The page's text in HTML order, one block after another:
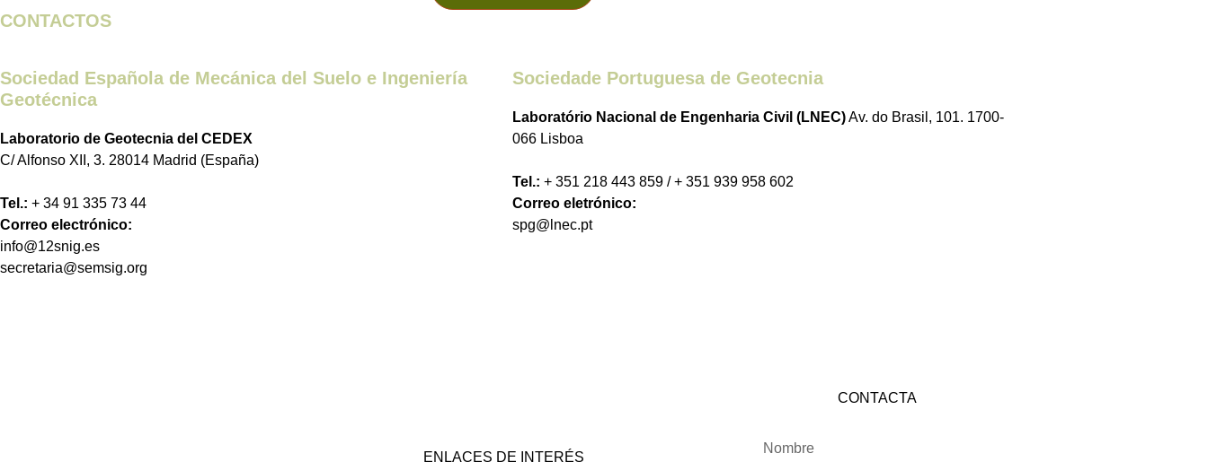
CONTACTOS
Sociedad Española de Mecánica del Suelo e Ingeniería
Geotécnica
Laboratorio de Geotecnia del CEDEX
C/ Alfonso XII, 3. 28014 Madrid (España)
Tel.: + 34 91 335 73 44
Correo electrónico:
info@12snig.es
secretaria@semsig.org
Sociedade Portuguesa de Geotecnia
Laboratório Nacional de Engenharia Civil (LNEC)Av. do Brasil, 101. 1700-
066 Lisboa
Tel.: + 351 218 443 859 / + 351 939 958 602
Correo eletrónico:
spg@lnec.pt
ENLACES DE INTERÉS
CONTACTA